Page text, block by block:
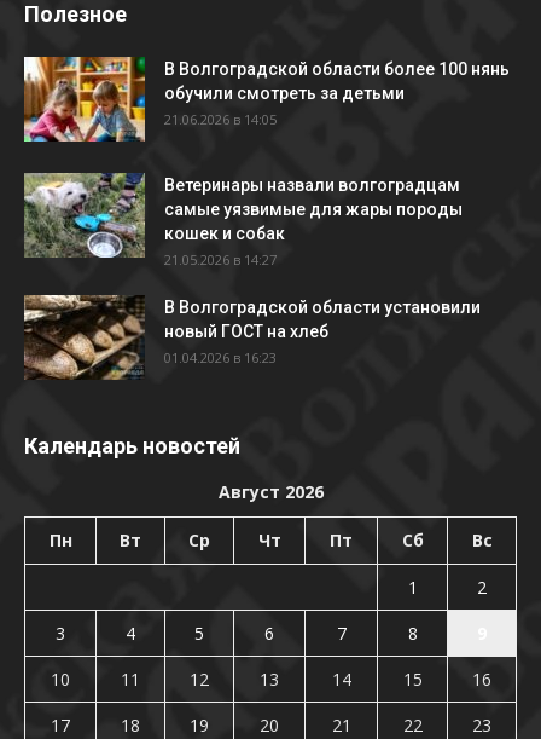
Полезное
В Волгоградской области более 100 нянь
обучили смотреть за детьми
21.06.2026 в 14:05
Ветеринары назвали волгоградцам
самые уязвимые для жары породы
кошек и собак
21.05.2026 в 14:27
В Волгоградской области установили
новый ГОСТ на хлеб
01.04.2026 в 16:23
Календарь новостей
Август 2026
Пн Вт Ср Чт Пт Сб Вс
1
2
3
4 5 6 7 8
10
11 12 13 14 15
16
17
18 19 20 21 22
23